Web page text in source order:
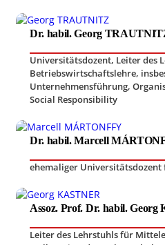
Dr. habil. Georg
Universitätsdozent, Leiter des
Betriebswirtschaftslehre,
Unternehmensführung,
Social Responsibility
Dr. habil. Marcell
ehemaliger
Assoz. Prof. Dr. habil. Georg
Leiter des Lehrstuhls für